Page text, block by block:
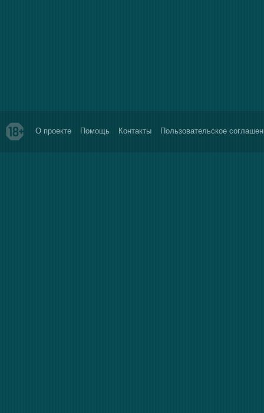
О проекте Помощь Контакты Пользовательское